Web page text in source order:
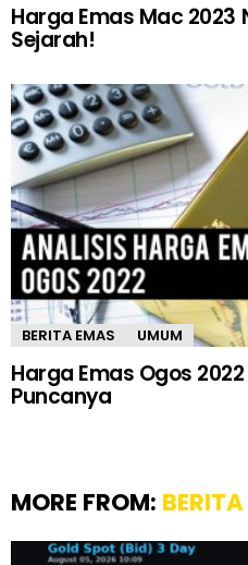
Harga Emas Mac
Sejarah!
BERITA EMAS UMUM
Harga Emas Ogos
Puncanya
MORE FROM: